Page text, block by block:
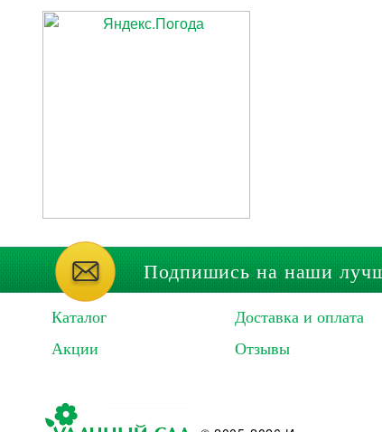
Подпишись на наши
Каталог
Акции
Доставка и оплата
Отзывы